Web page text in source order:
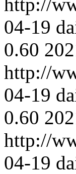
04-19
0.60
http://
04-19
0.60
http://
04-19